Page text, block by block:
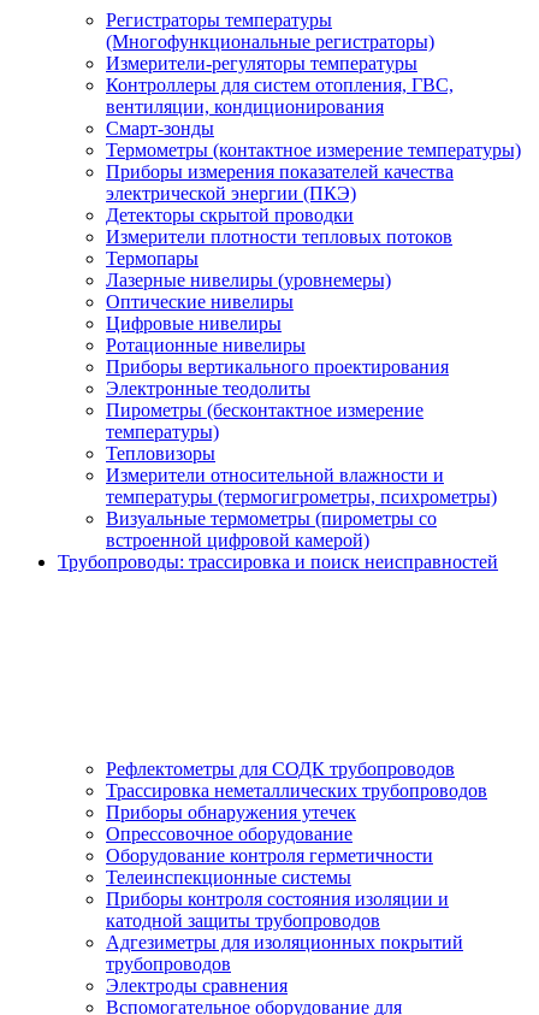
Регистраторы температуры
(Многофункциональные регистраторы)
Измерители-регуляторы температуры
Контроллеры для систем отопления, ГВС,
вентиляции, кондиционирования
Смарт-зонды
Термометры (контактное измерение температуры)
Приборы измерения показателей качества
электрической энергии (ПКЭ)
Детекторы скрытой проводки
Измерители плотности тепловых потоков
Термопары
Лазерные нивелиры (уровнемеры)
Оптические нивелиры
Цифровые нивелиры
Ротационные нивелиры
Приборы вертикального проектирования
Электронные теодолиты
Пирометры (бесконтактное измерение
температуры)
Тепловизоры
Измерители относительной влажности и
температуры (термогигрометры, психрометры)
Визуальные термометры (пирометры со
встроенной цифровой камерой)
Трубопроводы: трассировка и поиск неисправностей
Рефлектометры для СОДК трубопроводов
Трассировка неметаллических трубопроводов
Приборы обнаружения утечек
Опрессовочное оборудование
Оборудование контроля герметичности
Телеинспекционные системы
Приборы контроля состояния изоляции и
катодной защиты трубопроводов
Адгезиметры для изоляционных покрытий
трубопроводов
Электроды сравнения
Вспомогательное оборудование для